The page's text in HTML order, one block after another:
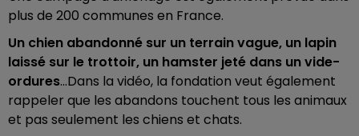
plus de 200 communes en France.
Un chien abandonné sur un terrain vague, un lapin
laissé sur le trottoir, un hamster jeté dans un vide-
ordures…Dans la vidéo, la fondation veut également
rappeler que les abandons touchent tous les animaux
et pas seulement les chiens et chats.